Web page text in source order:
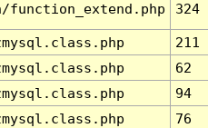
324
211
62
94
76